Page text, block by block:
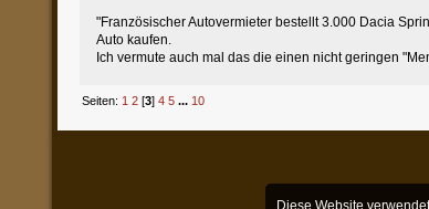
"Französischer Autovermieter bestellt 3.000 Dacia
Auto kaufen.
Ich vermute auch mal das die einen nicht geringen
Seiten: 1 2 [3]4 5 ... 10
Diese Website